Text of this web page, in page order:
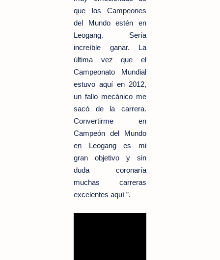
que los Campeones
del Mundo estén en
Leogang. Sería
increíble ganar. La
última vez que el
Campeonato Mundial
estuvo aquí en 2012,
un fallo mecánico me
sacó de la carrera.
Convertirme en
Campeón del Mundo
en Leogang es mi
gran objetivo y sin
duda coronaría
muchas carreras
excelentes aquí ”.